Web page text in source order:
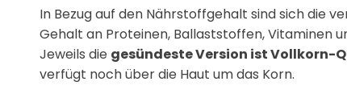
In Bezug auf den Nährstoffgehalt sind sich die
Gehalt an Proteinen, Ballaststoffen, Vitaminen
Jeweils die gesündeste Version ist Vollkorn-
verfügt noch über die Haut um das Korn.